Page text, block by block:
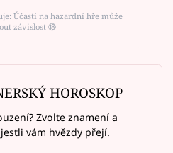
Účastí na hazardní hře může
závislost ⑱
HOROSKOP
Zvolte znamení a
vám hvězdy přejí.